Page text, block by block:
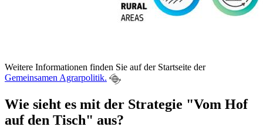
Weitere Informationen finden Sie auf der Startseite der
Gemeinsamen Agrarpolitik.
Wie sieht es mit der Strategie "Vom Hof
auf den Tisch" aus?